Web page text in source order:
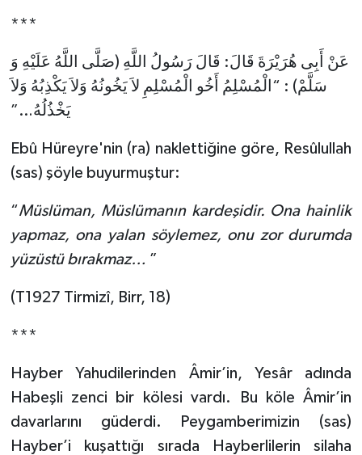
***
عَنْ أَبِى هُرَيْرَةَ قَالَ: قَالَ رَسُولُ اللَّهِ (صَلَّى اللَّهُ عَلَيْهِ وَ
سَلَّمْ) : “الْمُسْلِمُ أَخُو الْمُسْلِمِ لاَ يَخُونُهُ وَلاَ يَكْذِبُهُ وَلاَ
يَخْذُلُهُ…”
Ebû Hüreyre'nin (ra) naklettiğine göre, Resûlullah
(sas) şöyle buyurmuştur:
“Müslüman, Müslümanın kardeşidir. Ona hainlik
yapmaz, ona yalan söylemez, onu zor durumda
yüzüstü bırakmaz… ”
(T1927 Tirmizî, Birr, 18)
***
Hayber Yahudilerinden Âmir’in, Yesâr adında
Habeşli zenci bir kölesi vardı. Bu köle Âmir’in
davarlarını güderdi. Peygamberimizin (sas)
Hayber’i kuşattığı sırada Hayberlilerin silaha
Hakkari Müftülüğü
Hatay Müftülüğü
Iğdır Müftülüğü
İstanbul Müftülüğü
İzmir Müftülüğü
Karaman Müftülüğü
Kars Müftülüğü